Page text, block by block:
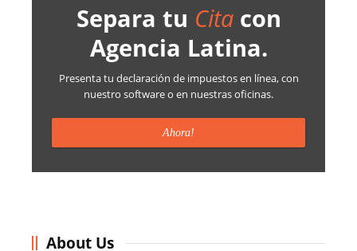
Separa tu Citacon
Agencia Latina.
Presenta tu declaración de impuestos en línea, con
nuestro software o en nuestras oficinas.
Ahora!
About Us